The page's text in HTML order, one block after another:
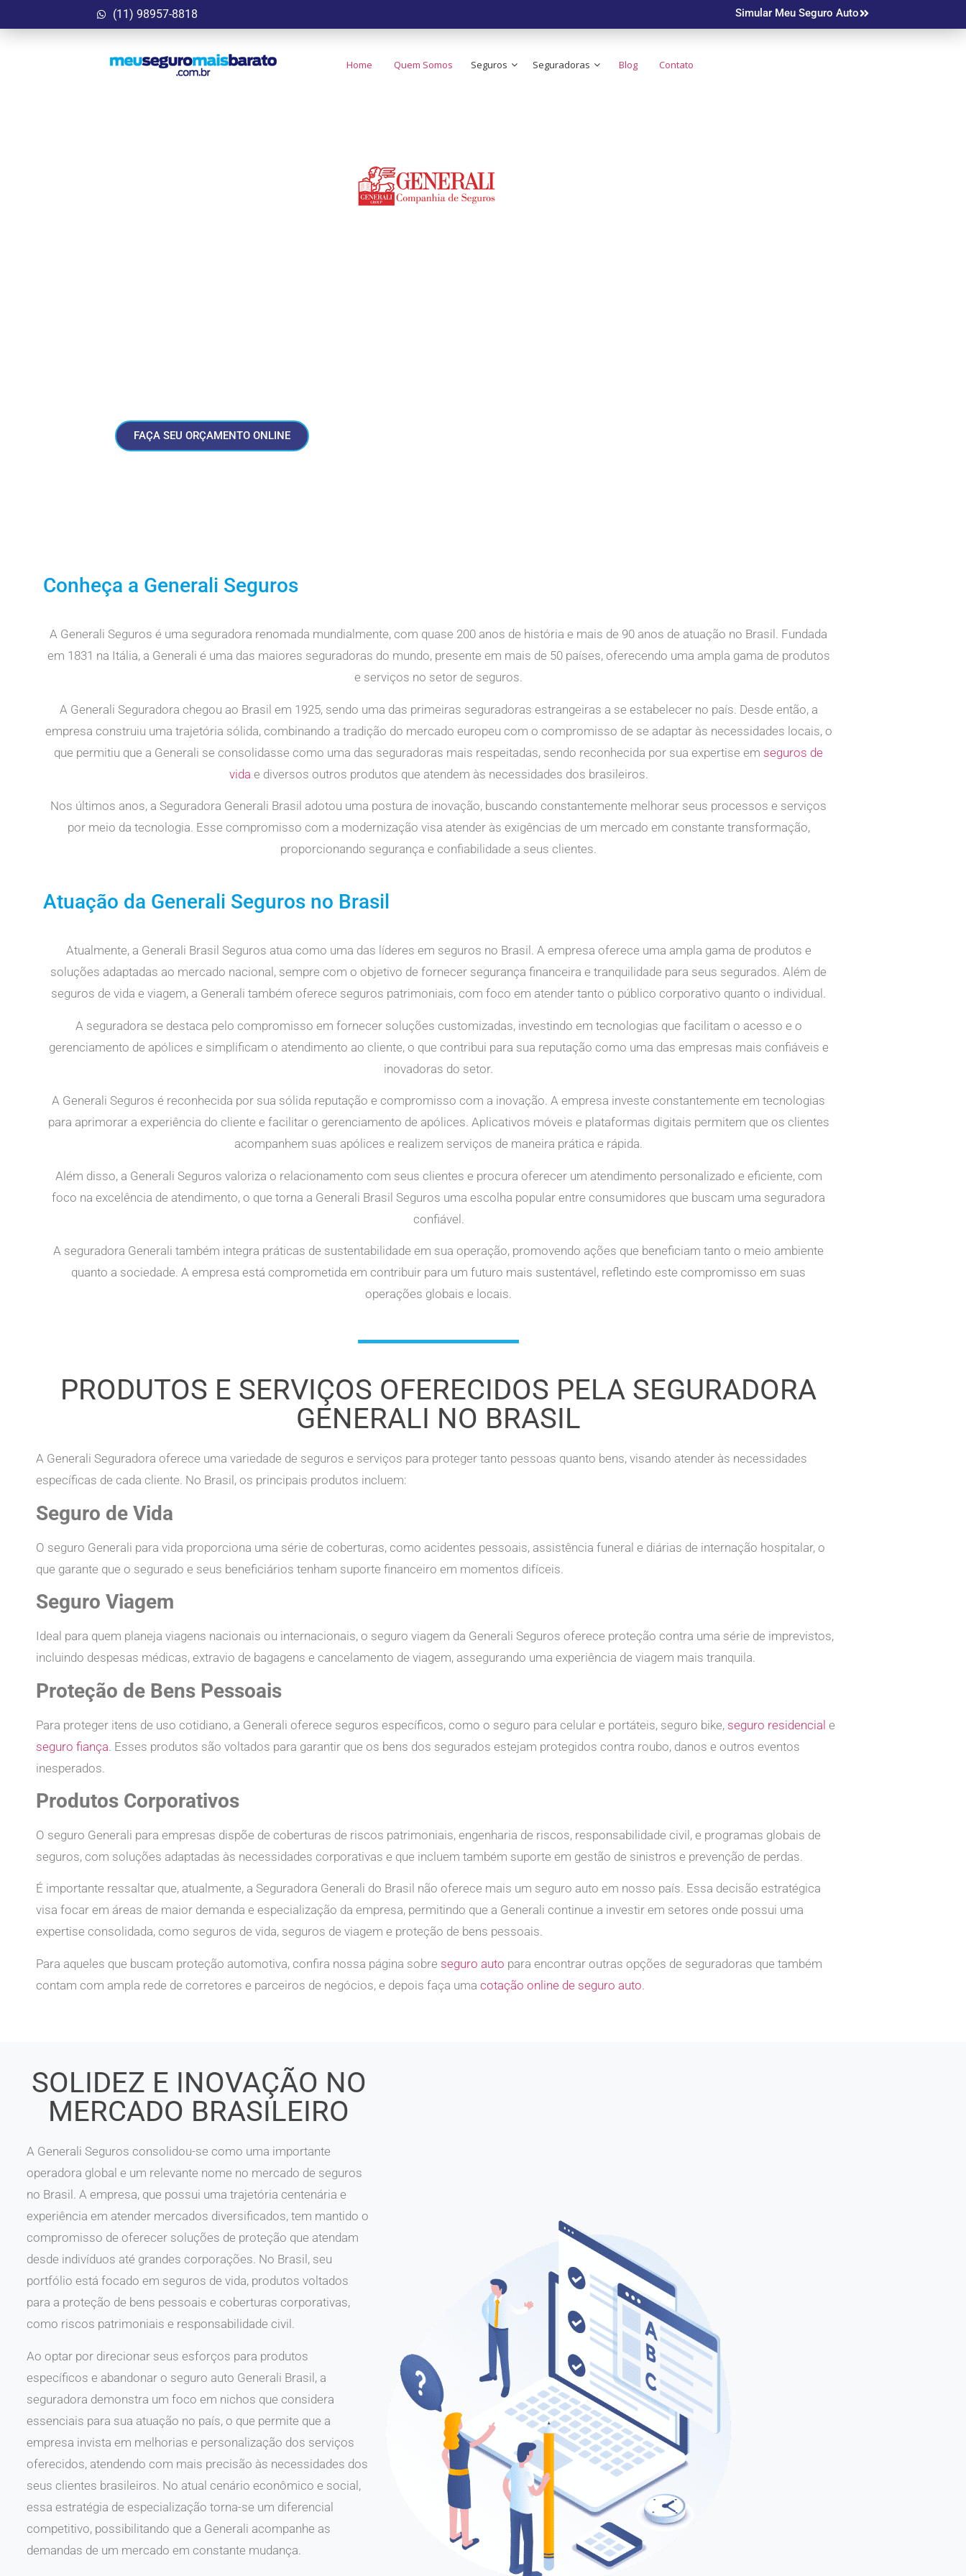
(11) 98957-8818 Simular Meu Seguro Auto
Home Quem Somos Seguros Seguradoras Blog Contato
FAÇA SEU ORÇAMENTO ONLINE
Conheça a Generali Seguros
A Generali Seguros é uma seguradora renomada mundialmente, com quase 200 anos de história e mais de 90 anos de atuação no Brasil. Fundada
em 1831 na Itália, a Generali é uma das maiores seguradoras do mundo, presente em mais de 50 países, oferecendo uma ampla gama de produtos
e serviços no setor de seguros.
A Generali Seguradora chegou ao Brasil em 1925, sendo uma das primeiras seguradoras estrangeiras a se estabelecer no país. Desde então, a
empresa construiu uma trajetória sólida, combinando a tradição do mercado europeu com o compromisso de se adaptar às necessidades locais, o
que permitiu que a Generali se consolidasse como uma das seguradoras mais respeitadas, sendo reconhecida por sua expertise em seguros de
vida e diversos outros produtos que atendem às necessidades dos brasileiros.
Nos últimos anos, a Seguradora Generali Brasil adotou uma postura de inovação, buscando constantemente melhorar seus processos e serviços
por meio da tecnologia. Esse compromisso com a modernização visa atender às exigências de um mercado em constante transformação,
proporcionando segurança e confiabilidade a seus clientes.
Atuação da Generali Seguros no Brasil
Atualmente, a Generali Brasil Seguros atua como uma das líderes em seguros no Brasil. A empresa oferece uma ampla gama de produtos e
soluções adaptadas ao mercado nacional, sempre com o objetivo de fornecer segurança financeira e tranquilidade para seus segurados. Além de
seguros de vida e viagem, a Generali também oferece seguros patrimoniais, com foco em atender tanto o público corporativo quanto o individual.
A seguradora se destaca pelo compromisso em fornecer soluções customizadas, investindo em tecnologias que facilitam o acesso e o
gerenciamento de apólices e simplificam o atendimento ao cliente, o que contribui para sua reputação como uma das empresas mais confiáveis e
inovadoras do setor.
A Generali Seguros é reconhecida por sua sólida reputação e compromisso com a inovação. A empresa investe constantemente em tecnologias
para aprimorar a experiência do cliente e facilitar o gerenciamento de apólices. Aplicativos móveis e plataformas digitais permitem que os clientes
acompanhem suas apólices e realizem serviços de maneira prática e rápida.
Além disso, a Generali Seguros valoriza o relacionamento com seus clientes e procura oferecer um atendimento personalizado e eficiente, com
foco na excelência de atendimento, o que torna a Generali Brasil Seguros uma escolha popular entre consumidores que buscam uma seguradora
confiável.
A seguradora Generali também integra práticas de sustentabilidade em sua operação, promovendo ações que beneficiam tanto o meio ambiente
quanto a sociedade. A empresa está comprometida em contribuir para um futuro mais sustentável, refletindo este compromisso em suas
operações globais e locais.
PRODUTOS E SERVIÇOS OFERECIDOS PELA SEGURADORA
GENERALI NO BRASIL
A Generali Seguradora oferece uma variedade de seguros e serviços para proteger tanto pessoas quanto bens, visando atender às necessidades
específicas de cada cliente. No Brasil, os principais produtos incluem:
Seguro de Vida
O seguro Generali para vida proporciona uma série de coberturas, como acidentes pessoais, assistência funeral e diárias de internação hospitalar, o
que garante que o segurado e seus beneficiários tenham suporte financeiro em momentos difíceis.
Seguro Viagem
Ideal para quem planeja viagens nacionais ou internacionais, o seguro viagem da Generali Seguros oferece proteção contra uma série de imprevistos,
incluindo despesas médicas, extravio de bagagens e cancelamento de viagem, assegurando uma experiência de viagem mais tranquila.
Proteção de Bens Pessoais
Para proteger itens de uso cotidiano, a Generali oferece seguros específicos, como o seguro para celular e portáteis, seguro bike, seguro residencial e
seguro fiança. Esses produtos são voltados para garantir que os bens dos segurados estejam protegidos contra roubo, danos e outros eventos
inesperados.
Produtos Corporativos
O seguro Generali para empresas dispõe de coberturas de riscos patrimoniais, engenharia de riscos, responsabilidade civil, e programas globais de
seguros, com soluções adaptadas às necessidades corporativas e que incluem também suporte em gestão de sinistros e prevenção de perdas.
É importante ressaltar que, atualmente, a Seguradora Generali do Brasil não oferece mais um seguro auto em nosso país. Essa decisão estratégica
visa focar em áreas de maior demanda e especialização da empresa, permitindo que a Generali continue a investir em setores onde possui uma
expertise consolidada, como seguros de vida, seguros de viagem e proteção de bens pessoais.
Para aqueles que buscam proteção automotiva, confira nossa página sobre seguro auto para encontrar outras opções de seguradoras que também
contam com ampla rede de corretores e parceiros de negócios, e depois faça umacotação online de seguro auto.
SOLIDEZ E INOVAÇÃO NO
MERCADO BRASILEIRO
A Generali Seguros consolidou-se como uma importante
operadora global e um relevante nome no mercado de seguros
no Brasil. A empresa, que possui uma trajetória centenária e
experiência em atender mercados diversificados, tem mantido o
compromisso de oferecer soluções de proteção que atendam
desde indivíduos até grandes corporações. No Brasil, seu
portfólio está focado em seguros de vida, produtos voltados
para a proteção de bens pessoais e coberturas corporativas,
como riscos patrimoniais e responsabilidade civil.
Ao optar por direcionar seus esforços para produtos
específicos e abandonar o seguro auto Generali Brasil, a
seguradora demonstra um foco em nichos que considera
essenciais para sua atuação no país, o que permite que a
empresa invista em melhorias e personalização dos serviços
oferecidos, atendendo com mais precisão às necessidades dos
seus clientes brasileiros. No atual cenário econômico e social,
essa estratégia de especialização torna-se um diferencial
competitivo, possibilitando que a Generali acompanhe as
demandas de um mercado em constante mudança.